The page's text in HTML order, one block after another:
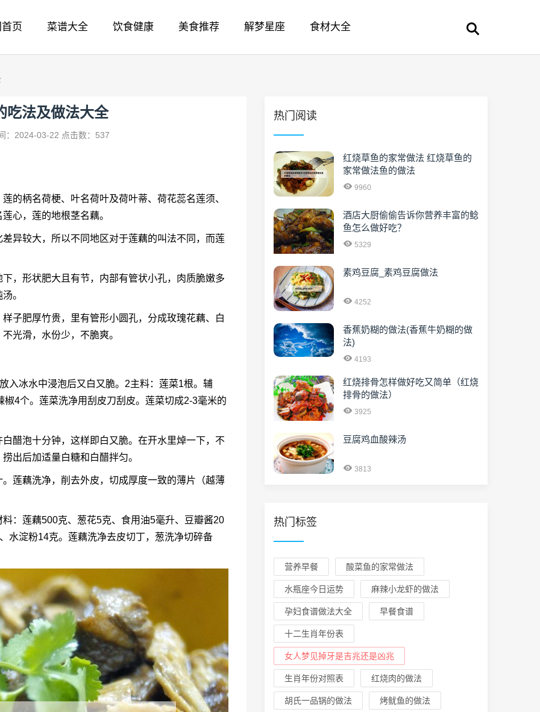
页 菜谱大全 饮食健康 美食推荐 解梦星座 食材大全
吃法及做法大全
：2024-03-22 点击数：537
的柄名荷梗、叶名荷叶及荷叶蒂、荷花蕊名莲须、
心，莲的地根茎名藕。
异较大，所以不同地区对于莲藕的叫法不同，而莲
，形状肥大且有节，内部有管状小孔，肉质脆嫩多
。
子肥厚竹贵，里有管形小圆孔，分成玫瑰花藕、白
光滑，水份少，不脆爽。
入冰水中浸泡后又白又脆。2主料：莲菜1根。辅
4个。莲菜洗净用刮皮刀刮皮。莲菜切成2-3毫米的
醋泡十分钟，这样即白又脆。在开水里焯一下，不
出后加适量白糖和白醋拌匀。
莲藕洗净，削去外皮，切成厚度一致的薄片（越薄
：莲藕500克、葱花5克、食用油5毫升、豆瓣酱20
水淀粉14克。莲藕洗净去皮切丁，葱洗净切碎备
热门阅读
红烧草鱼的家常做法 红烧草鱼的
家常做法鱼的做法
9960
酒店大厨偷偷告诉你营养丰富的鲶
鱼怎么做好吃？
5329
素鸡豆腐_素鸡豆腐做法
4252
香蕉奶糊的做法(香蕉牛奶糊的做
法)
4193
红烧排骨怎样做好吃又简单（红烧
排骨的做法）
3925
豆腐鸡血酸辣汤
3813
热门标签
营养早餐 酸菜鱼的家常做法
水瓶座今日运势 麻辣小龙虾的做法
孕妇食谱做法大全 早餐食谱
十二生肖年份表
女人梦见掉牙是吉兆还是凶兆
生肖年份对照表 红烧肉的做法
胡氏一品锅的做法 烤鱿鱼的做法